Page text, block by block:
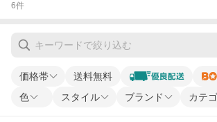
6件
価格帯 送料無料
色 スタイル ブランド カテ